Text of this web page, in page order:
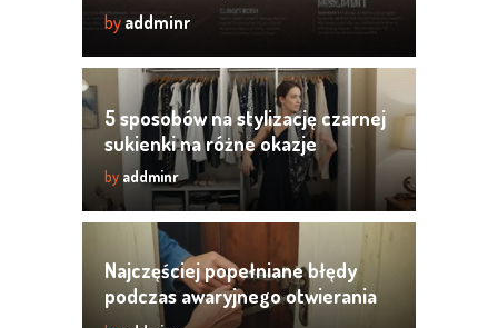
byaddminr
5 sposobów na stylizację czarnej
sukienki na różne okazje
by addminr
Najczęściej popełniane błędy
podczas awaryjnego otwierania
mieszkania